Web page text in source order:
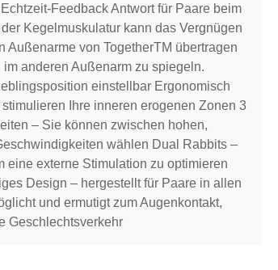
Feedback Antwort für Paare beim
Kegelmuskulatur kann das Vergnügen
Außenarme von TogetherTM übertragen
anderen Außenarm zu spiegeln.
einstellbar Ergonomisch
Ihre inneren erogenen Zonen 3
– Sie können zwischen hohen,
wählen Dual Rabbits –
eine externe Stimulation zu optimieren
Design – hergestellt für Paare in allen
und ermutigt zum Augenkontakt,
Geschlechtsverkehr